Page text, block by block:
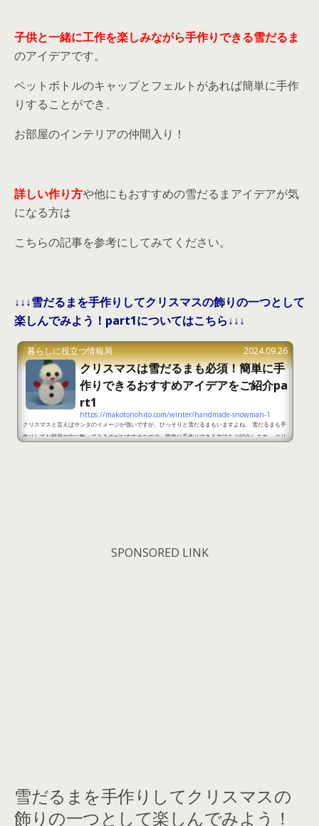
子供と一緒に工作を楽しみながら手作りできる雪だるま
のアイデアです。
ペットボトルのキャップとフェルトがあれば簡単に手作
りすることができ、
お部屋のインテリアの仲間入り！
詳しい作り方や他にもおすすめの雪だるまアイデアが気
になる方は
こちらの記事を参考にしてみてください。
↓↓↓雪だるまを手作りしてクリスマスの飾りの一つとして
楽しんでみよう！part1についてはこちら↓↓↓
暮らしに役立つ情報局 2024.09.26
クリスマスは雪だるまも必須！簡単に手
作りできるおすすめアイデアをご紹介pa
rt1
https://makotonohito.com/winter/handmade-snowman-1
クリスマスと言えばサンタのイメージが強いですが、ひっそりと雪だるまもいますよね。 雪だるまも手
作りしてお部屋の中に飾ってみるのがおすすめなので、簡単に手作りできる方法をご紹介します。 クリ
SPONSORED LINK
雪だるまを手作りしてクリスマスの
飾りの一つとして楽しんでみよう！